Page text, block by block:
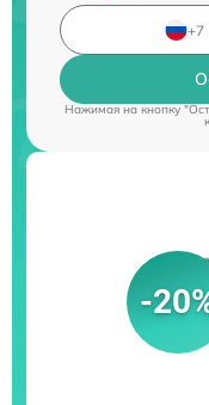
Нажимая на кнопку
-